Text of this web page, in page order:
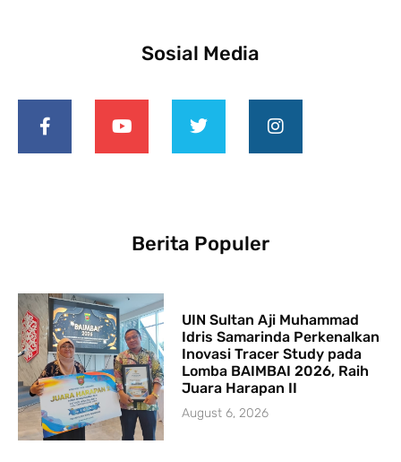
Sosial Media
Berita Populer
UIN Sultan Aji Muhammad
Idris Samarinda Perkenalkan
Inovasi Tracer Study pada
Lomba BAIMBAI 2026, Raih
Juara Harapan II
August 6, 2026